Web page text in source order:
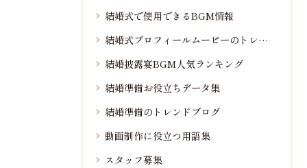
結婚式で使用できるBGM情報
結婚式プロフィールムービーのトレンド情報
結婚披露宴BGM人気ランキング
結婚準備お役立ちデータ集
結婚準備のトレンドブログ
動画制作に役立つ用語集
スタッフ募集